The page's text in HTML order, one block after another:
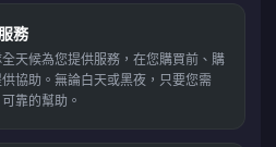
務
天候為您提供服務，在您購買前、購
協助。無論白天或黑夜，只要您需
靠的幫助。